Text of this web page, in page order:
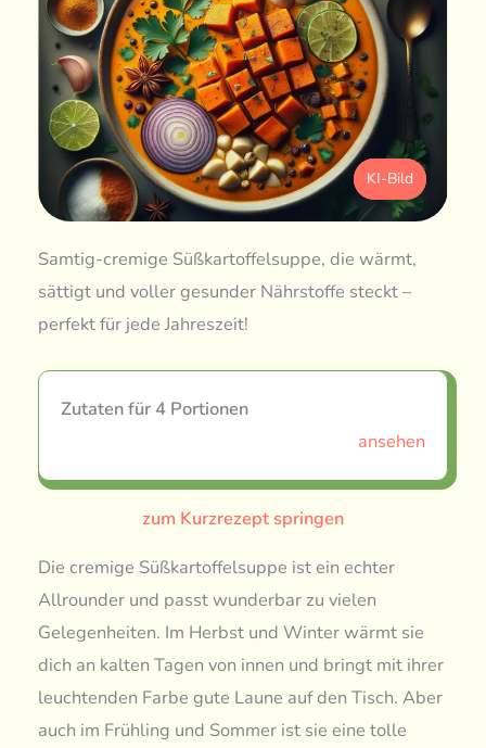
KI-Bild
Samtig-cremige Süßkartoffelsuppe, die wärmt,
sättigt und voller gesunder Nährstoffe steckt –
perfekt für jede Jahreszeit!
Zutaten für 4 Portionen
ansehen
zum Kurzrezept springen
Die cremige Süßkartoffelsuppe ist ein echter
Allrounder und passt wunderbar zu vielen
Gelegenheiten. Im Herbst und Winter wärmt sie
dich an kalten Tagen von innen und bringt mit ihrer
leuchtenden Farbe gute Laune auf den Tisch. Aber
auch im Frühling und Sommer ist sie eine tolle